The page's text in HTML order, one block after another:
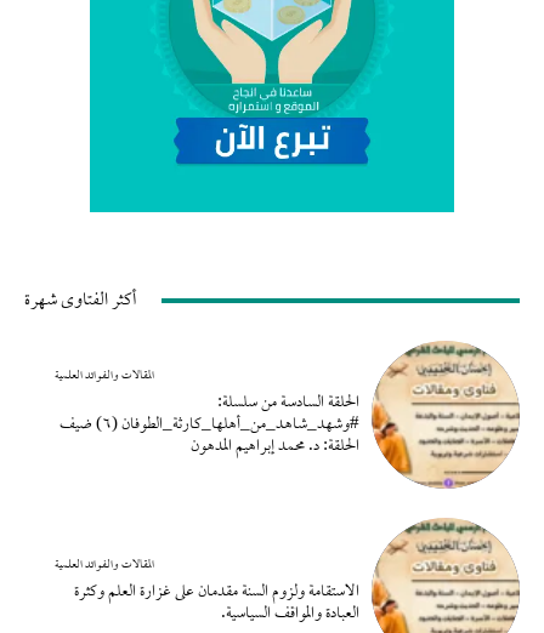
أكثر الفتاوى شهرة
المقالات والفوائد العلمية
الحلقة السادسة من سلسلة:
#وشهد_شاهد_من_أهلها_كارثة_الطوفان (٦) ضيف
الحلقة: د. محمد إبراهيم المدهون
المقالات والفوائد العلمية
الاستقامة ولزوم السنة مقدمان على غزارة العلم وكثرة
العبادة والمواقف السياسية.